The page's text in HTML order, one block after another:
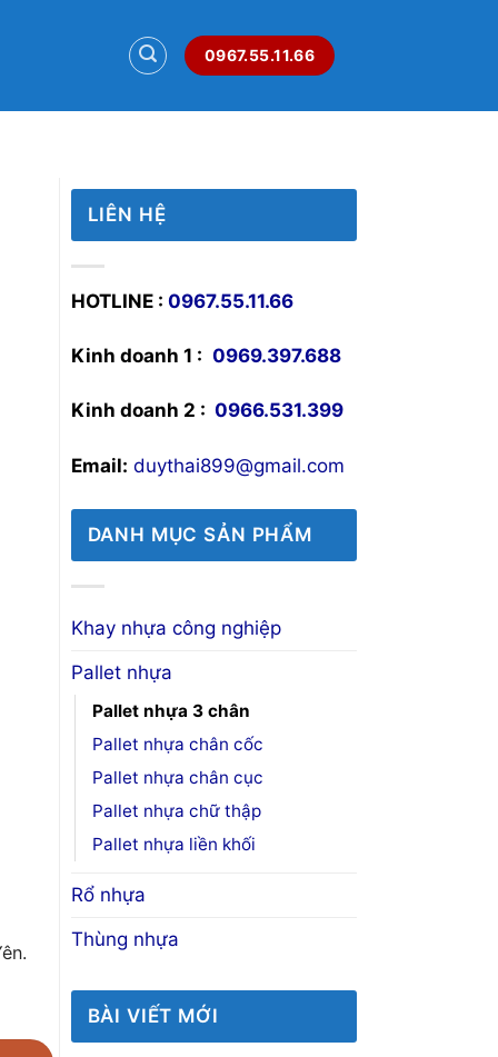
0967.55.11.66
LIÊN HỆ
HOTLINE : 0967.55.11.66
Kinh doanh 1 : 0969.397.688
Kinh doanh 2 : 0966.531.399
Email: duythai899@gmail.com
DANH MỤC SẢN PHẨM
Khay nhựa công nghiệp
Pallet nhựa
Pallet nhựa 3 chân
Pallet nhựa chân cốc
Pallet nhựa chân cục
Pallet nhựa chữ thập
Pallet nhựa liền khối
Rổ nhựa
Thùng nhựa
BÀI VIẾT MỚI